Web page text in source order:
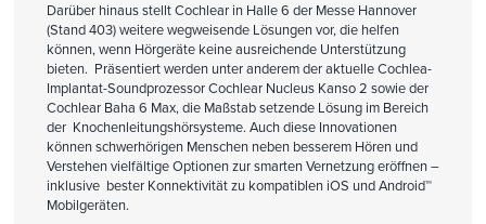
Darüber hinaus stellt Cochlear in Halle 6 der Messe Hannover
(Stand 403) weitere wegweisende Lösungen vor, die helfen
können, wenn Hörgeräte keine ausreichende Unterstützung
bieten. Präsentiert werden unter anderem der aktuelle Cochlea-
Implantat-Soundprozessor Cochlear Nucleus Kanso 2 sowie der
Cochlear Baha 6 Max, die Maßstab setzende Lösung im Bereich
der Knochenleitungshörsysteme. Auch diese Innovationen
können schwerhörigen Menschen neben besserem Hören und
Verstehen vielfältige Optionen zur smarten Vernetzung eröffnen –
inklusive bester Konnektivität zu kompatiblen iOS und Android™
Mobilgeräten.